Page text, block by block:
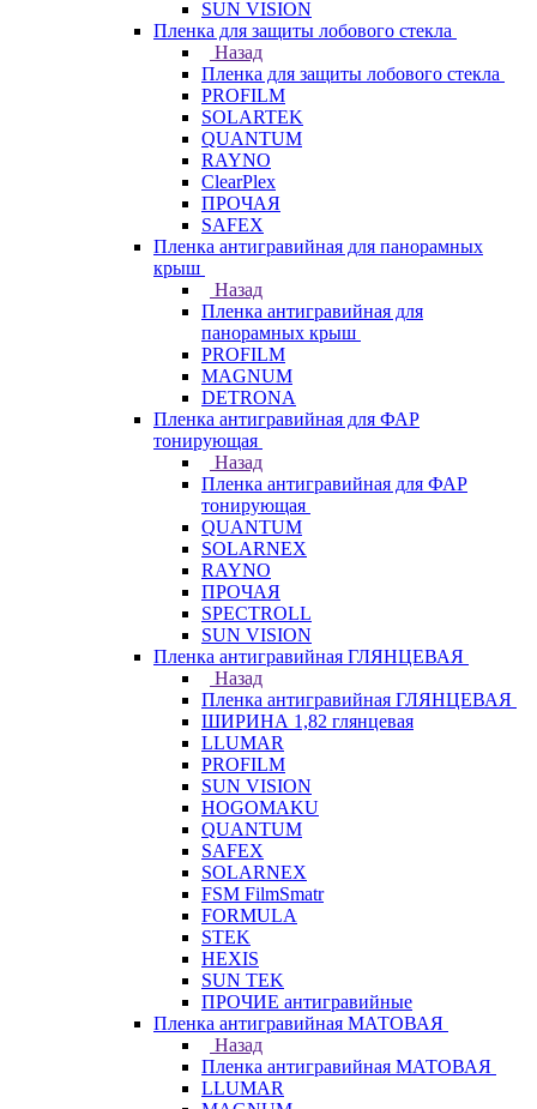
SUN VISION
Пленка для защиты лобового стекла
Назад
Пленка для защиты лобового стекла
PROFILM
SOLARTEK
QUANTUM
RAYNO
ClearPlex
ПРОЧАЯ
SAFEX
Пленка антигравийная для панорамных
крыш
Назад
Пленка антигравийная для
панорамных крыш
PROFILM
MAGNUM
DETRONA
Пленка антигравийная для ФАР
тонирующая
Назад
Пленка антигравийная для ФАР
тонирующая
QUANTUM
SOLARNEX
RAYNO
ПРОЧАЯ
SPECTROLL
SUN VISION
Пленка антигравийная ГЛЯНЦЕВАЯ
Назад
Пленка антигравийная ГЛЯНЦЕВАЯ
ШИРИНА 1,82 глянцевая
LLUMAR
PROFILM
SUN VISION
HOGOMAKU
QUANTUM
SAFEX
SOLARNEX
FSM FilmSmatr
FORMULA
STEK
HEXIS
SUN TEK
ПРОЧИЕ антигравийные
Пленка антигравийная МАТОВАЯ
Назад
Пленка антигравийная МАТОВАЯ
LLUMAR